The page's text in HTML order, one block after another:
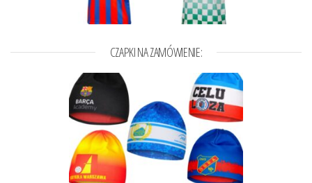
CZAPKI NA ZAMÓWIENIE: